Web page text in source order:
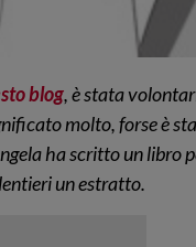
blog, è stata
molto, forse è
ha scritto un libro
un estratto.